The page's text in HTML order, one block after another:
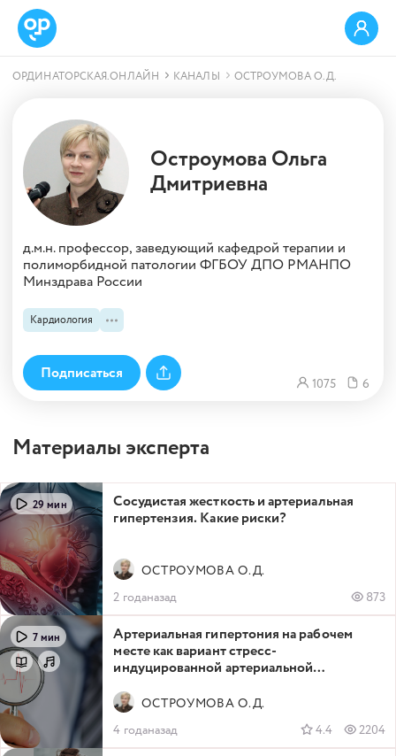
ОРДИНАТОРСКАЯ.ОНЛАЙН КАНАЛЫ ОСТРОУМОВА О.Д.
Остроумова Ольга
Дмитриевна
Кардиология
д.м.н. профессор, заведующий кафедрой терапии и
полиморбидной патологии ФГБОУ ДПО РМАНПО
Минздрава России
1075 6
Материалы эксперта
29 мин
Сосудистая жесткость и артериальная
гипертензия. Какие риски?
ОСТРОУМОВА О.Д.
2 годаназад
873
7 мин
Артериальная гипертония на рабочем
месте как вариант стресс-
индуцированной артериальной
ОСТРОУМОВА О.Д.
4 годаназад
4.4 2204